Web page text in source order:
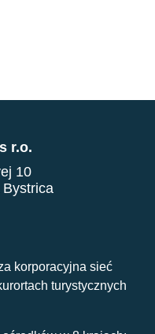
r.o.
10
korporacyjna sieć
turystycznych